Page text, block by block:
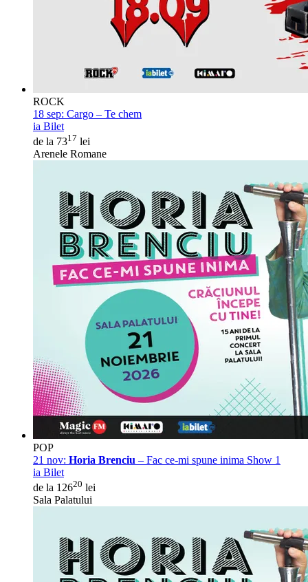
ROCK
18 sep: Cargo – Te chem
ia Bilet
de la 7317 lei
Arenele Romane
POP
21 nov: Horia Brenciu – Fac ce-mi spune inima Show 1
ia Bilet
de la 12620 lei
Sala Palatului